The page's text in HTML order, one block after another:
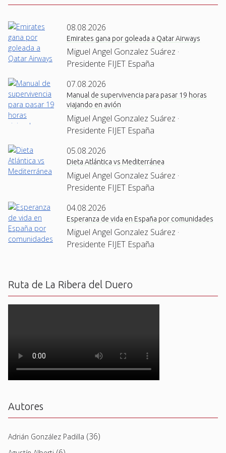
08.08.2026
Emirates gana por goleada a Qatar Airways
Miguel Angel Gonzalez Suárez ·
Presidente FIJET España
07.08.2026
Manual de supervivencia para pasar 19 horas
viajando en avión
Miguel Angel Gonzalez Suárez ·
Presidente FIJET España
05.08.2026
Dieta Atlántica vs Mediterránea
Miguel Angel Gonzalez Suárez ·
Presidente FIJET España
04.08.2026
Esperanza de vida en España por comunidades
Miguel Angel Gonzalez Suárez ·
Presidente FIJET España
Ruta de La Ribera del Duero
Autores
Adrián González Padilla (36)